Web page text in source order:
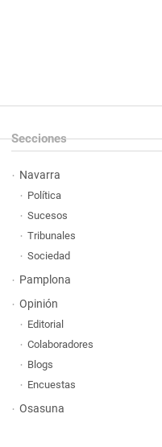
Secciones
Navarra
Política
Sucesos
Tribunales
Sociedad
Pamplona
Opinión
Editorial
Colaboradores
Blogs
Encuestas
Osasuna